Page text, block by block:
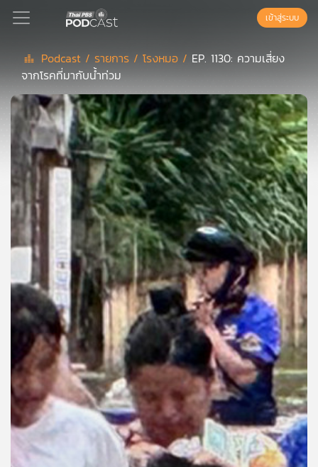
Podcast
เพล
สต์
แนะนำ
เพล
ลิ
สต์
ของ
คุณ
เพลง
บทความ
เข้าสู่ระบบ
Podcast / รายการ /โรงหมอ / EP. 1130: ความเสี่ยง
จากโรคที่มากับน้ำท่วม